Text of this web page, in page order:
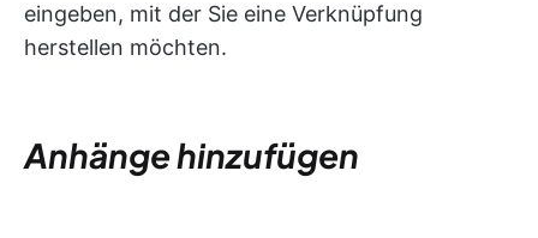
eingeben, mit der Sie eine Verknüpfung
herstellen möchten.
Anhänge hinzufügen